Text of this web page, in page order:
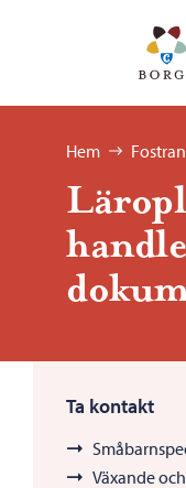
Bläddra:
Hem
Ta kontakt
Växande